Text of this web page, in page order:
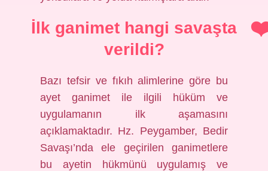
İlk ganimet hangi savaşta
verildi?
Bazı tefsir ve fıkıh alimlerine göre bu
ayet ganimet ile ilgili hüküm ve
uygulamanın ilk aşamasını
açıklamaktadır. Hz. Peygamber, Bedir
Savaşı’nda ele geçirilen ganimetlere
bu ayetin hükmünü uygulamış ve